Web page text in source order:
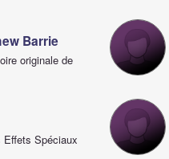
Barrie
originale de
Effets Spéciaux